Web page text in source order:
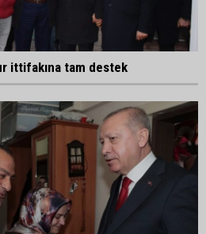
ittifakına tam destek